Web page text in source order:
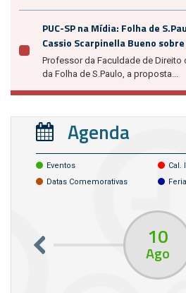
PUC-SP na Mídia: Folha de
Cassio Scarpinella Bueno
Professor da Faculdade de Direito
da Folha de S.Paulo, a proposta...
Agenda
Eventos
Cal.
Datas Comemorativas
10
Ago